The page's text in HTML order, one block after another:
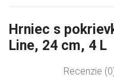
Hrniec s
Line, 24 cm, 4 L
Recenzie